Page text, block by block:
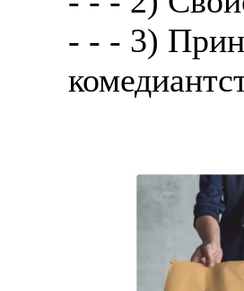
- - - 3)